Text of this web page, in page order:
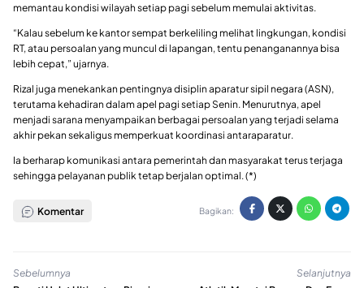
memantau kondisi wilayah setiap pagi sebelum memulai aktivitas.
“Kalau sebelum ke kantor sempat berkeliling melihat lingkungan, kondisi
RT, atau persoalan yang muncul di lapangan, tentu penanganannya bisa
lebih cepat,” ujarnya.
Rizal juga menekankan pentingnya disiplin aparatur sipil negara (ASN),
terutama kehadiran dalam apel pagi setiap Senin. Menurutnya, apel
menjadi sarana menyampaikan berbagai persoalan yang terjadi selama
akhir pekan sekaligus memperkuat koordinasi antaraparatur.
Ia berharap komunikasi antara pemerintah dan masyarakat terus terjaga
sehingga pelayanan publik tetap berjalan optimal. (*)
Komentar Bagikan:
Sebelumnya
Selanjutnya